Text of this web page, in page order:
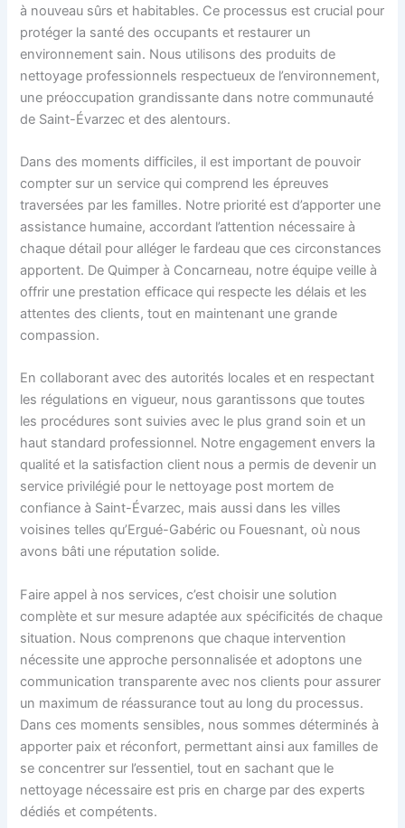
à nouveau sûrs et habitables. Ce processus est crucial pour
protéger la santé des occupants et restaurer un
environnement sain. Nous utilisons des produits de
nettoyage professionnels respectueux de l’environnement,
une préoccupation grandissante dans notre communauté
de Saint-Évarzec et des alentours.
Dans des moments difficiles, il est important de pouvoir
compter sur un service qui comprend les épreuves
traversées par les familles. Notre priorité est d’apporter une
assistance humaine, accordant l’attention nécessaire à
chaque détail pour alléger le fardeau que ces circonstances
apportent. De Quimper à Concarneau, notre équipe veille à
offrir une prestation efficace qui respecte les délais et les
attentes des clients, tout en maintenant une grande
compassion.
En collaborant avec des autorités locales et en respectant
les régulations en vigueur, nous garantissons que toutes
les procédures sont suivies avec le plus grand soin et un
haut standard professionnel. Notre engagement envers la
qualité et la satisfaction client nous a permis de devenir un
service privilégié pour le nettoyage post mortem de
confiance à Saint-Évarzec, mais aussi dans les villes
voisines telles qu’Ergué-Gabéric ou Fouesnant, où nous
avons bâti une réputation solide.
Faire appel à nos services, c’est choisir une solution
complète et sur mesure adaptée aux spécificités de chaque
situation. Nous comprenons que chaque intervention
nécessite une approche personnalisée et adoptons une
communication transparente avec nos clients pour assurer
un maximum de réassurance tout au long du processus.
Dans ces moments sensibles, nous sommes déterminés à
apporter paix et réconfort, permettant ainsi aux familles de
se concentrer sur l’essentiel, tout en sachant que le
nettoyage nécessaire est pris en charge par des experts
dédiés et compétents.